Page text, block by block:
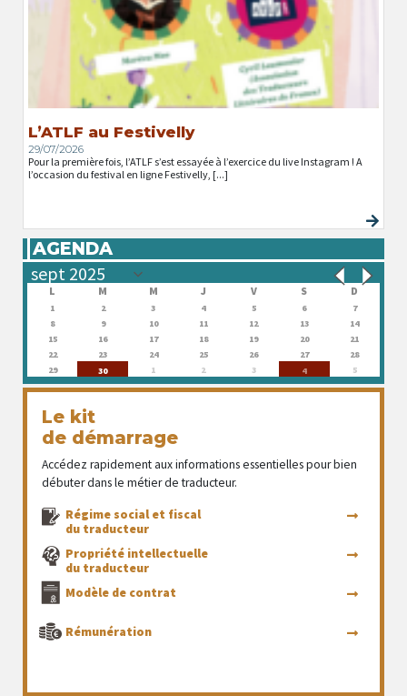
L’ATLF au Festivelly
29/07/2026
Pour la première fois, l’ATLF s’est essayée à l’exercice du live Instagram ! A
l’occasion du festival en ligne Festivelly, [...]
AGENDA
L M M J V S D
1 2 3 4 5 6
7
8
9 10 11 12 13
14
15
16 17 18 19 20
21
22
23 24 25 26 27
28
29
30 1 2 3 4 5
Le kit
de démarrage
Accédez rapidement aux informations essentielles pour bien
débuter dans le métier de traducteur.
Régime social et fiscal
du traducteur
Propriété intellectuelle
du traducteur
Modèle de contrat
Rémunération